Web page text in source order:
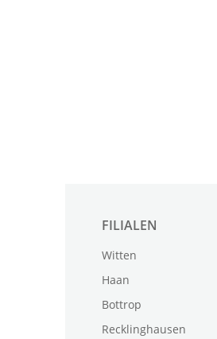
FILIALEN
Witten
Haan
Bottrop
Recklinghausen